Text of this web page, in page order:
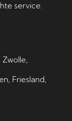
service.
Zwolle,
, Friesland,